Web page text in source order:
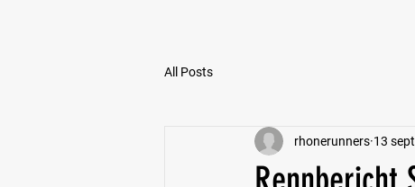
All Posts
rhonerunners 13